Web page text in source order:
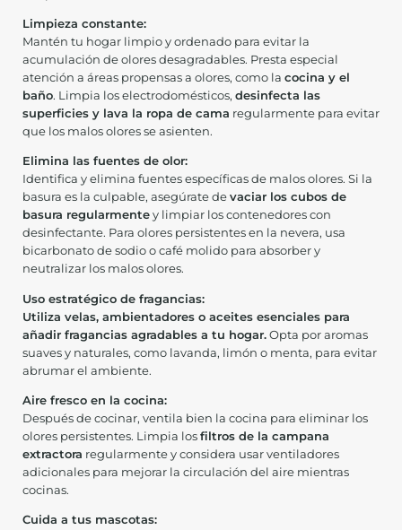
Limpieza constante:
Mantén tu hogar limpio y ordenado para evitar la
acumulación de olores desagradables. Presta especial
atención a áreas propensas a olores, como la cocina y el
baño. Limpia los electrodomésticos, desinfecta las
superficies y lava la ropa de cama regularmente para evitar
que los malos olores se asienten.
Elimina las fuentes de olor:
Identifica y elimina fuentes específicas de malos olores. Si la
basura es la culpable, asegúrate de vaciar los cubos de
basura regularmente y limpiar los contenedores con
desinfectante. Para olores persistentes en la nevera, usa
bicarbonato de sodio o café molido para absorber y
neutralizar los malos olores.
Uso estratégico de fragancias:
Utiliza velas, ambientadores o aceites esenciales para
añadir fragancias agradables a tu hogar. Opta por aromas
suaves y naturales, como lavanda, limón o menta, para evitar
abrumar el ambiente.
Aire fresco en la cocina:
Después de cocinar, ventila bien la cocina para eliminar los
olores persistentes. Limpia los filtros de la campana
extractora regularmente y considera usar ventiladores
adicionales para mejorar la circulación del aire mientras
cocinas.
Cuida a tus mascotas: